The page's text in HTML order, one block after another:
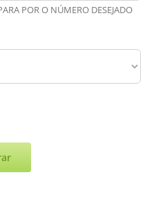
POR O NÚMERO DESEJADO